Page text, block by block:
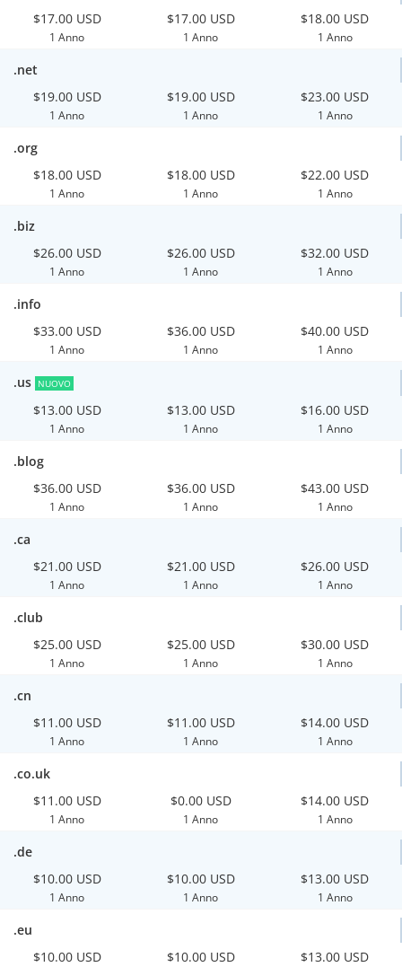
$17.00 USD
1 Anno
$17.00 USD
1 Anno
$18.00 USD
1 Anno
.net
$19.00 USD
1 Anno
$19.00 USD
1 Anno
$23.00 USD
1 Anno
.org
$18.00 USD
1 Anno
$18.00 USD
1 Anno
$22.00 USD
1 Anno
.biz
$26.00 USD
1 Anno
$26.00 USD
1 Anno
$32.00 USD
1 Anno
.info
$33.00 USD
1 Anno
$36.00 USD
1 Anno
$40.00 USD
1 Anno
.us NUOVO
$13.00 USD
1 Anno
$13.00 USD
1 Anno
$16.00 USD
1 Anno
.blog
$36.00 USD
1 Anno
$36.00 USD
1 Anno
$43.00 USD
1 Anno
.ca
$21.00 USD
1 Anno
$21.00 USD
1 Anno
$26.00 USD
1 Anno
.club
$25.00 USD
1 Anno
$25.00 USD
1 Anno
$30.00 USD
1 Anno
.cn
$11.00 USD
1 Anno
$11.00 USD
1 Anno
$14.00 USD
1 Anno
.co.uk
$11.00 USD
1 Anno
$0.00 USD
1 Anno
$14.00 USD
1 Anno
.de
$10.00 USD
1 Anno
$10.00 USD
1 Anno
$13.00 USD
1 Anno
.eu
$10.00 USD
$10.00 USD $13.00 USD